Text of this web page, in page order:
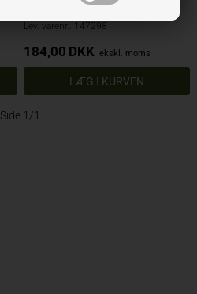
Lev. varenr.: 147298
184,00 DKK ekskl. moms
Side 1/1